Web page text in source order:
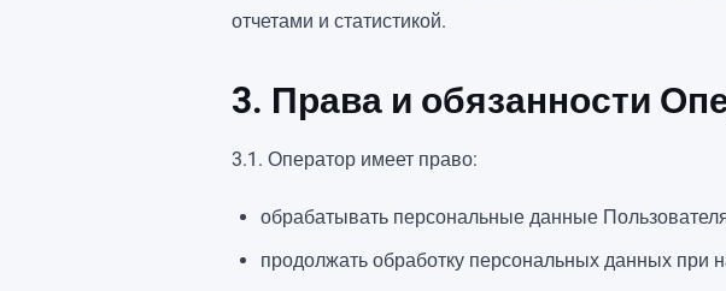
отчетами и статистикой.
3. Права и обязанности
3.1. Оператор имеет право:
обрабатывать персональные данные
продолжать обработку персональных данных при